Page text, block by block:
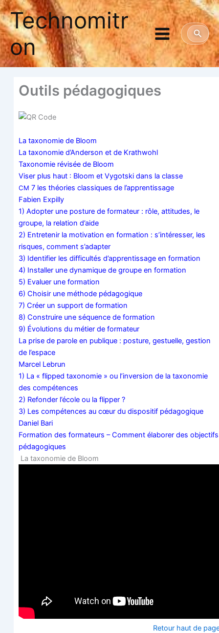
Aller
au
contenu
Technomitr
on
Outils péda­go­giques
La taxo­no­mie de Bloom
La taxo­no­mie d’An­derson et de Kra­th­wohl
Taxo­no­mie révi­sée de Bloom
Viser plus haut : Bloom et Vygots­ki dans la classe
CM 7 les théo­ries clas­siques de l’ap­pren­tis­sage
Fabien Expilly
1) Adop­ter une pos­ture de for­ma­teur : rôle, atti­tudes, le
groupe, la rela­tion d’aide
2) Entre­te­nir la moti­va­tion en for­ma­tion : s’in­té­res­ser, les
risques, com­ment s’adapter
3) Iden­ti­fier les dif­fi­cul­tés d’ap­pren­tis­sage en formation
4) Ins­tal­ler une dyna­mique de groupe en formation
5) Eva­luer une formation
6) Choi­sir une méthode pédagogique
7) Créer un sup­port de formation
8) Construire une séquence de formation
9) Évo­lu­tions du métier de formateur
La prise de parole en publique : pos­ture, ges­tuelle, ges­tion
de l’espace
Mar­cel Lebrun
1) La « flip­ped taxo­no­mie » ou l’in­ver­sion de la taxo­no­mie
des compétences
2) Refon­der l’é­cole ou la flipper ?
3) Les com­pé­tences au cœur du dis­po­si­tif pédagogique
Daniel Bari
For­ma­tion des for­ma­teurs – Com­ment éla­bo­rer des objec­tifs
pédagogiques
La taxo­no­mie de Bloom
Retour haut de